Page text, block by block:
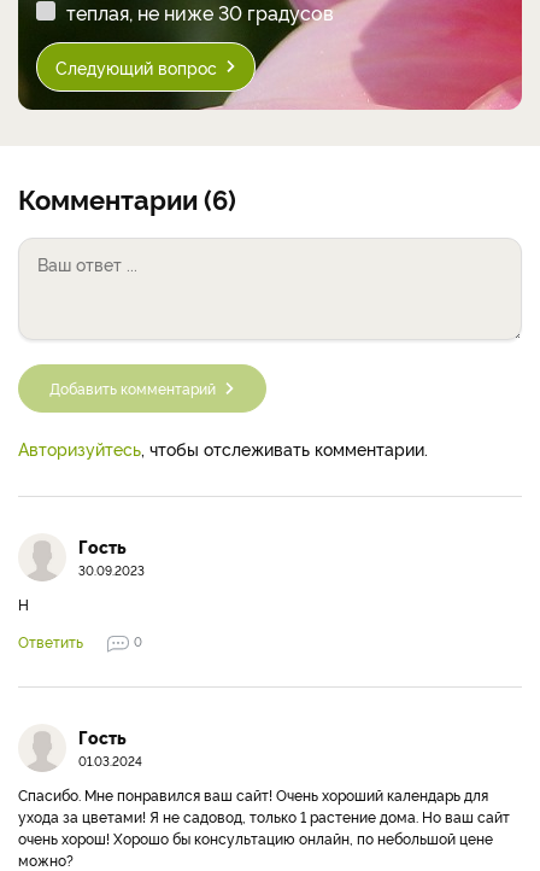
теплая, не ниже 30 градусов
Следующий вопрос
Комментарии (6)
Добавить комментарий
Авторизуйтесь , чтобы отслеживать комментарии.
Гость
30.09.2023
Н
Ответить
0
Гость
01.03.2024
Спасибо. Мне понравился ваш сайт! Очень хороший календарь для
ухода за цветами! Я не садовод, только 1 растение дома. Но ваш сайт
очень хорош! Хорошо бы консультацию онлайн, по небольшой цене
можно?